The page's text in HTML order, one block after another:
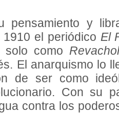
pensamiento y
1910 el periódico El
solo como
El anarquismo lo
de ser como
Con su
contra los